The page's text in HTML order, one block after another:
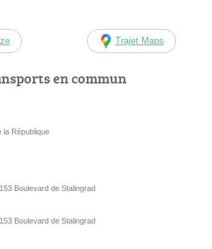
Trajet Maps
en commun
la République
Boulevard de Stalingrad
Boulevard de Stalingrad